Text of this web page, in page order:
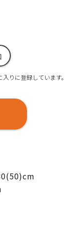
りに登録しています。